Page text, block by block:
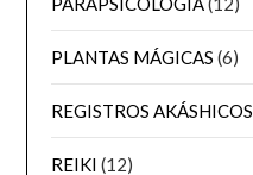
PLANTAS MÁGICAS (6)
REGISTROS AKÁSHICOS
REIKI (12)